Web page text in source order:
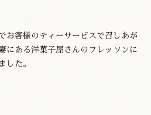
お客様のティーサービスで召しあが
にある洋菓子屋さんのフレッソンに
した。